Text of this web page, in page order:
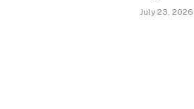
July 23, 2026